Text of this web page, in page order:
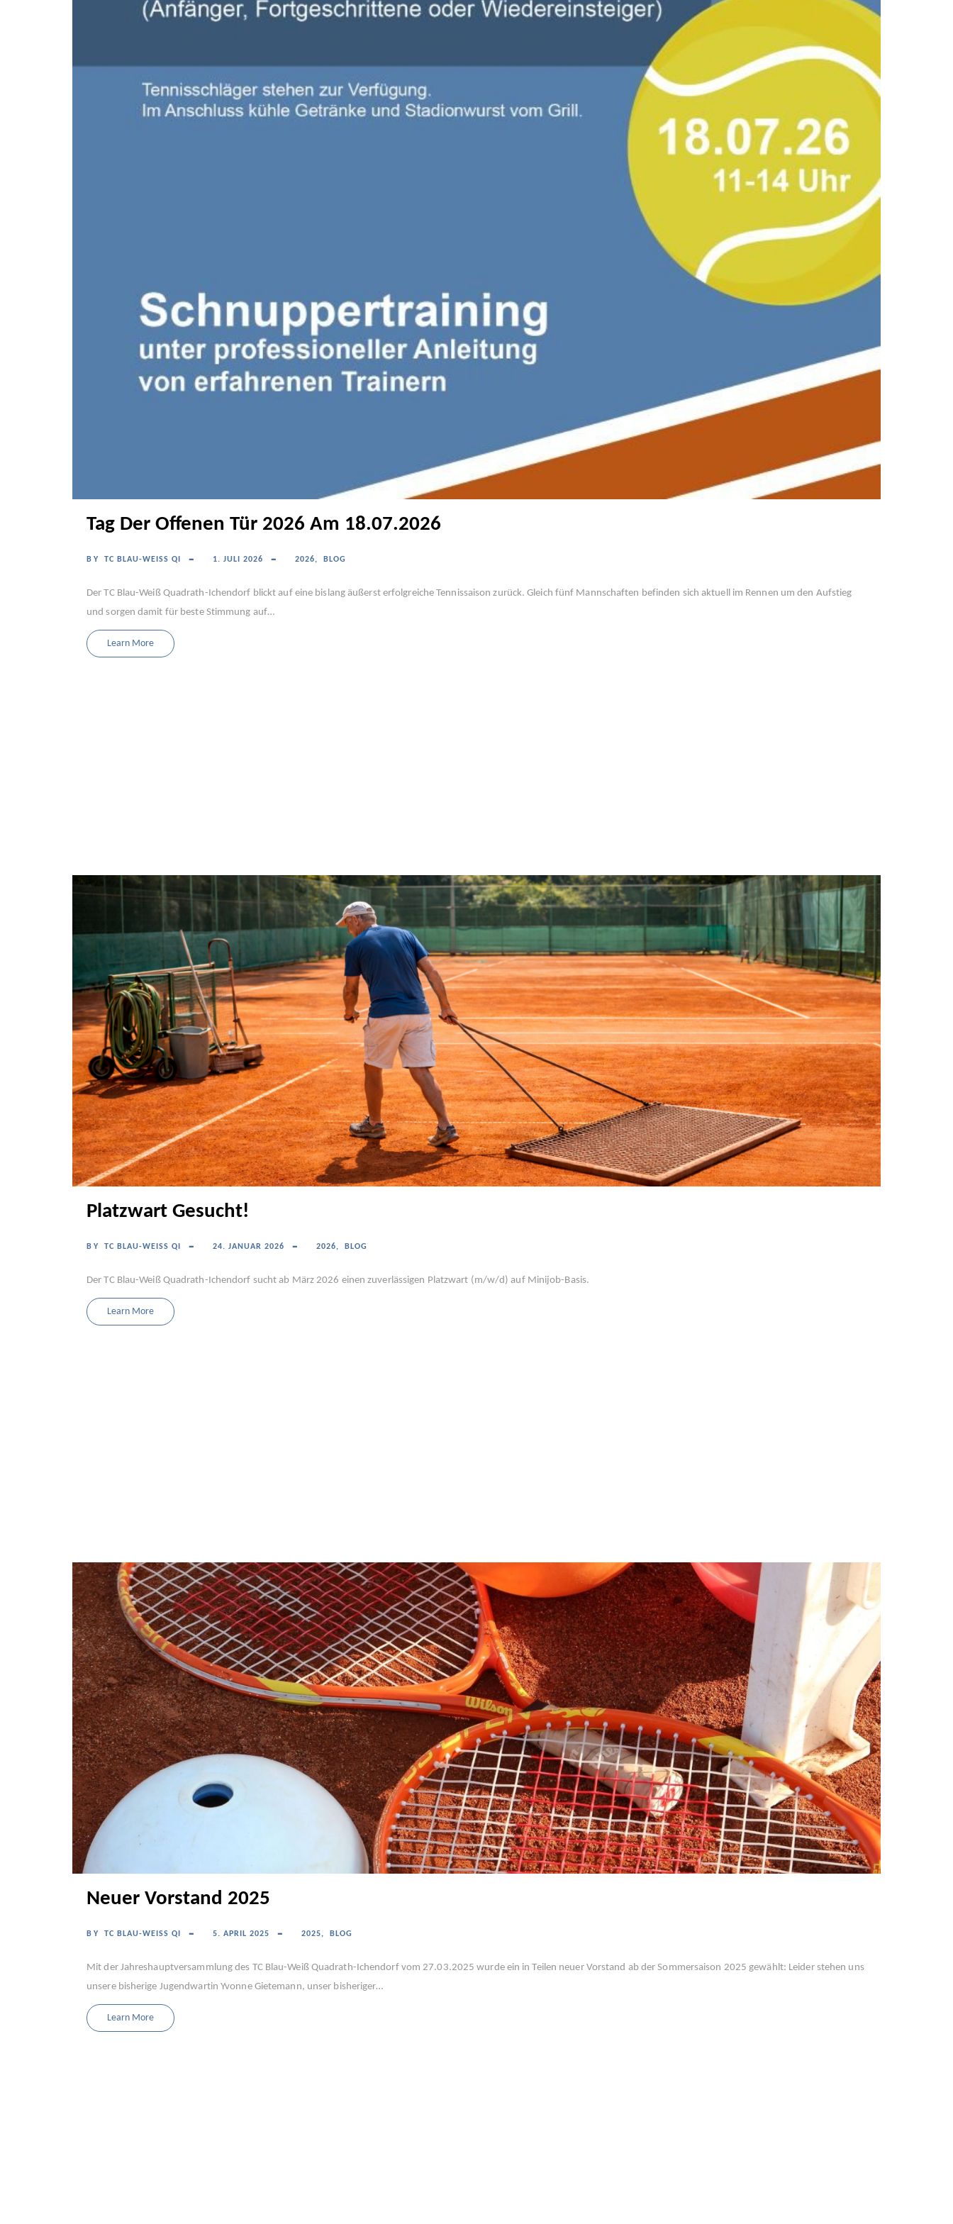
Tag Der Offenen Tür 2026 Am 18.07.2026
BY TC BLAU-WEISS QI 1. JULI 2026 2026, BLOG
Der TC Blau-Weiß Quadrath-Ichendorf blickt auf eine bislang äußerst erfolgreiche Tennissaison zurück. Gleich fünf Mannschaften befinden sich aktuell im Rennen um den Aufstieg
und sorgen damit für beste Stimmung auf…
Learn More
Platzwart Gesucht!
BY TC BLAU-WEISS QI 24. JANUAR 2026 2026, BLOG
Der TC Blau-Weiß Quadrath-Ichendorf sucht ab März 2026 einen zuverlässigen Platzwart (m/w/d) auf Minijob-Basis.
Learn More
Neuer Vorstand 2025
BY TC BLAU-WEISS QI 5. APRIL 2025 2025, BLOG
Mit der Jahreshauptversammlung des TC Blau-Weiß Quadrath-Ichendorf vom 27.03.2025 wurde ein in Teilen neuer Vorstand ab der Sommersaison 2025 gewählt: Leider stehen uns
unsere bisherige Jugendwartin Yvonne Gietemann, unser bisheriger…
Learn More